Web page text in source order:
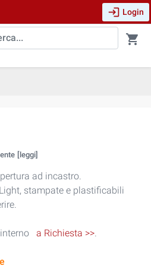
login Login
shopping_cart
[leggi]
ad incastro.
stampate e plastificabili
a Richiesta >>.